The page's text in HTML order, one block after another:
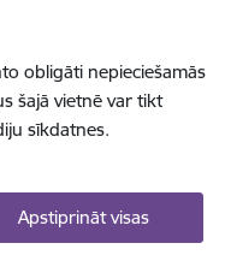
obligāti nepieciešamās
šajā vietnē var tikt
sīkdatnes.
Apstiprināt visas